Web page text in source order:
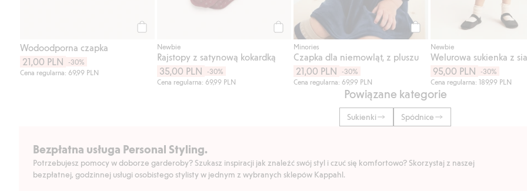
Wodoodporna czapka
21,00 PLN
-30%
Cena regularna: 69,99 PLN
Newbie
Rajstopy z satynową kokardką
35,00 PLN
-30%
Cena regularna: 69,99 PLN
Kup
Minories
Czapka dla niemowląt, z pluszu
21,00 PLN
-30%
Cena regularna: 69,99 PLN
Newbie
95,00 PLN
-30%
Cena regularna: 189,99 PLN
Powiązane kategorie
Sukienki Spódnice
Bezpłatna usługa Personal Styling.
Potrzebujesz pomocy w doborze garderoby? Szukasz inspiracji jak znaleźć swój styl i czuć się komfortowo? Skorzystaj z naszej
bezpłatnej, godzinnej usługi osobistego stylisty w jednym z wybranych sklepów Kappahl.